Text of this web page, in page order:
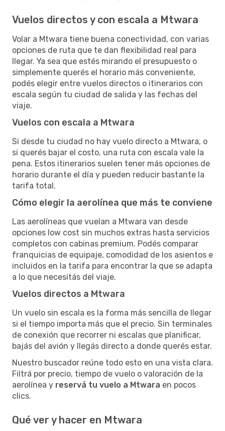
Vuelos directos y con escala a Mtwara
Volar a Mtwara tiene buena conectividad, con varias
opciones de ruta que te dan flexibilidad real para
llegar. Ya sea que estés mirando el presupuesto o
simplemente querés el horario más conveniente,
podés elegir entre vuelos directos o itinerarios con
escala según tu ciudad de salida y las fechas del
viaje.
Vuelos con escala a Mtwara
Si desde tu ciudad no hay vuelo directo a Mtwara, o
si querés bajar el costo, una ruta con escala vale la
pena. Estos itinerarios suelen tener más opciones de
horario durante el día y pueden reducir bastante la
tarifa total.
Cómo elegir la aerolínea que más te conviene
Las aerolíneas que vuelan a Mtwara van desde
opciones low cost sin muchos extras hasta servicios
completos con cabinas premium. Podés comparar
franquicias de equipaje, comodidad de los asientos e
incluidos en la tarifa para encontrar la que se adapta
a lo que necesitás del viaje.
Vuelos directos a Mtwara
Un vuelo sin escala es la forma más sencilla de llegar
si el tiempo importa más que el precio. Sin terminales
de conexión que recorrer ni escalas que planificar,
bajás del avión y llegás directo a donde querés estar.
Nuestro buscador reúne todo esto en una vista clara.
Filtrá por precio, tiempo de vuelo o valoración de la
aerolínea y reservá tu vuelo a Mtwara en pocos
clics.
Qué ver y hacer en Mtwara